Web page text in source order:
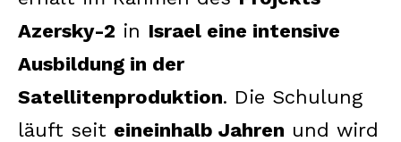
Azersky-2 in Israel eine intensive
Ausbildung in der
Satellitenproduktion. Die Schulung
läuft seit eineinhalb Jahren und wird